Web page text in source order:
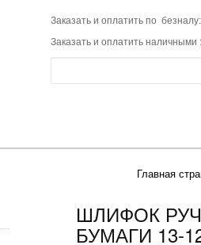
Заказать и оплатить по
Заказать и оплатить наличными
Главная
ШЛИФОК
БУМАГИ 13-